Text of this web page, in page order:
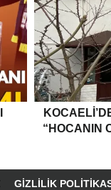
“HOCANIN
GIZLILIK